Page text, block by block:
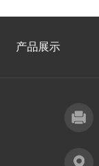
产品展示